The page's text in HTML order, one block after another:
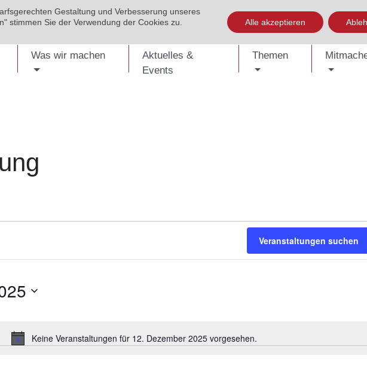
EVENTS PUBLIKATIONEN KONTAKT SHOP ENGLISH العربية
Was wir machen
Aktuelles &
Events
Themen
Hinweis
Keine Veranstaltungen für 12. Dezember 2025 vorgesehen.
Veranstaltungen suchen
Gestaltung und Verbesserung unseres
stimmen Sie der Verwendung der Cookies zu.
Alle akzeptieren